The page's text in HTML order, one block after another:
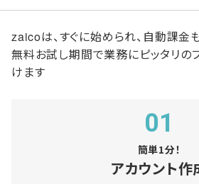
zaicoは、すぐに始められ、自動課金
無料お試し期間で業務にピッタリの
けます
01
簡単1分！
アカウント作